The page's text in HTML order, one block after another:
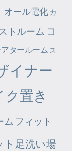
オール電化 カ
トルーム コ
アタールーム ス
イナー
ク置き
ム フィット
ト足洗い場